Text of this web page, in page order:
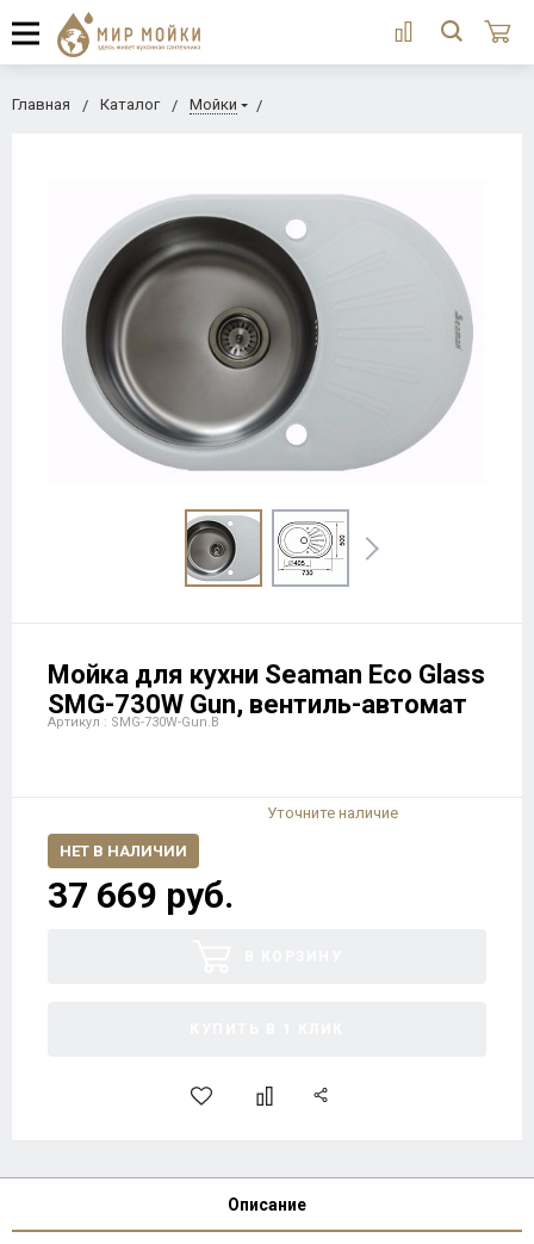
Главная Каталог Мойки
Мойка для кухни Seaman Eco Glass
SMG-730W Gun, вентиль-автомат
Артикул : SMG-730W-Gun.B
Уточните наличие
НЕТ В НАЛИЧИИ
37 669 руб.
Описание